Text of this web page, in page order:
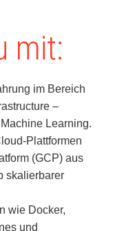
mit:
im Bereich
–
Learning.
Plattformen
(GCP) aus
skalierbarer
wie Docker,
und